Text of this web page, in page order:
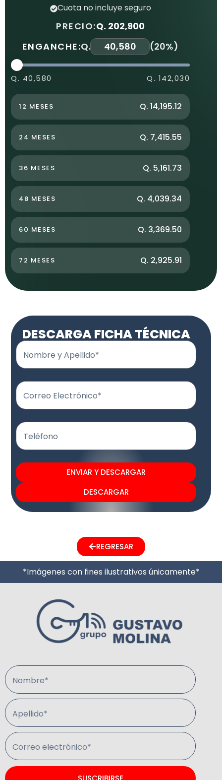
Cuota no incluye seguro
PRECIO:Q. 202,900
ENGANCHE:Q. (20%)
Q. 40,580 Q. 142,030
12 MESES Q. 14,195.12
24 MESES Q. 7,415.55
36 MESES Q. 5,161.73
48 MESES Q. 4,039.34
60 MESES Q. 3,369.50
72 MESES Q. 2,925.91
DESCARGA FICHA TÉCNICA
Nombre y Apellido*
Correo Electrónico*
Teléfono
ENVIAR Y DESCARGAR
DESCARGAR
REGRESAR
*Imágenes con fines ilustrativos únicamente*
Nombre*
Apellido*
Correo electrónico*